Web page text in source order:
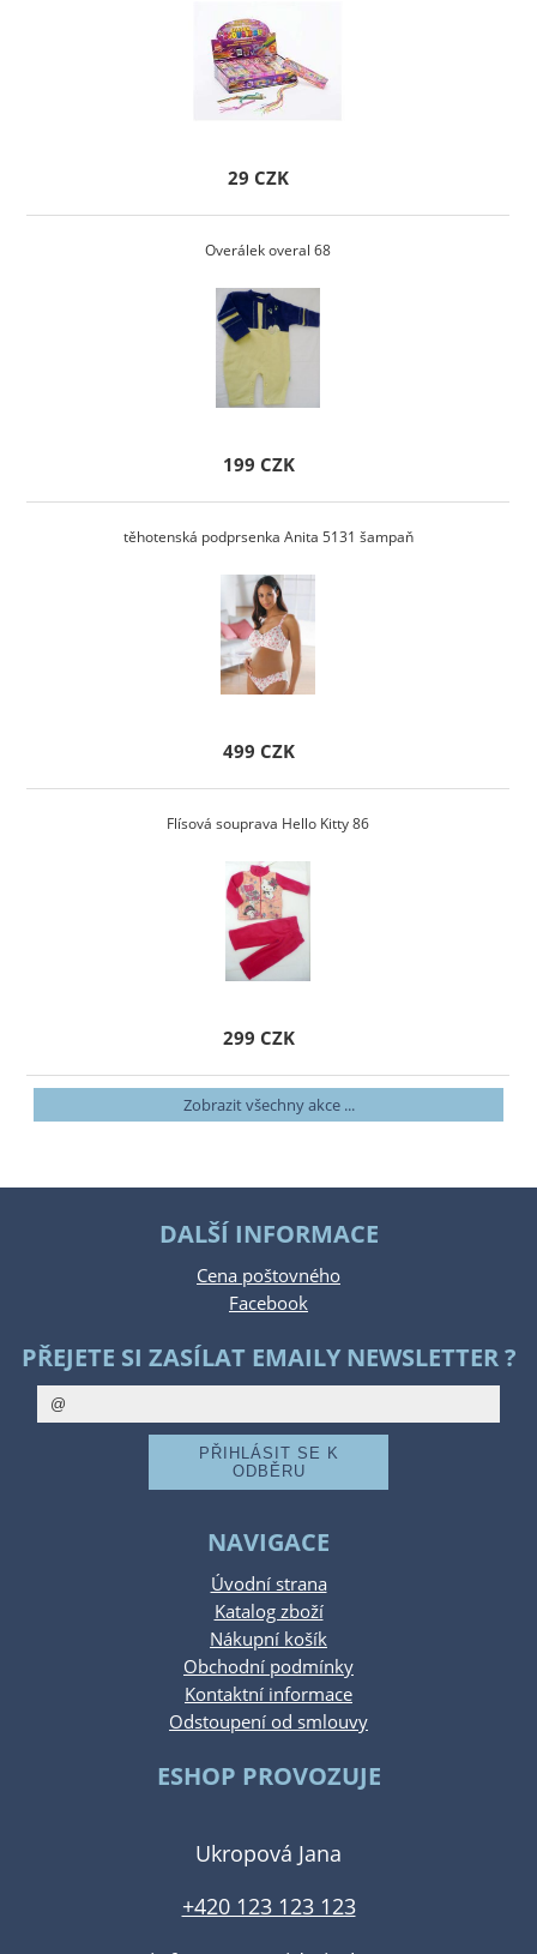
29 CZK
Overálek overal 68
199 CZK
těhotenská podprsenka Anita 5131 šampaň
499 CZK
Flísová souprava Hello Kitty 86
299 CZK
Zobrazit všechny akce ...
DALŠÍ INFORMACE
Cena poštovného
Facebook
PŘEJETE SI ZASÍLAT EMAILY NEWSLETTER ?
NAVIGACE
Úvodní strana
Katalog zboží
Nákupní košík
Obchodní podmínky
Kontaktní informace
Odstoupení od smlouvy
ESHOP PROVOZUJE
Ukropová Jana
+420 123 123 123